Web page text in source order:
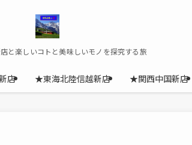
と楽しいコトと美味しいモノを探究する旅
店 ★東海北陸信越新店 ★関西中国新店